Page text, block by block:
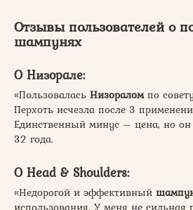
Отзывы пользователей о
шампунях
О Низорале:
«Пользовалась Низораломпо
Перхоть исчезла после 3
Единственный минус – цена, но он
32 года.
О Head & Shoulders:
«Недорогой и эффективный